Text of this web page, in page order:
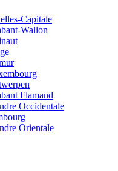
Capitale
Wallon
Flamand
Occidentale
Orientale